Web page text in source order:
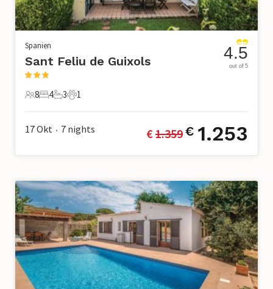
Spanien
Sant Feliu de Guixols
8 Gäste
8
4 Schlafzimmer
4
3 Badezimmer
3
1 Haustier
1
4.5
out of 5
17 Okt • 7 nights € 1.359€ 1.253